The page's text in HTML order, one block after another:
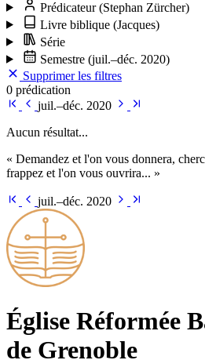
Prédicateur(Stephan Zürcher)
Livre biblique (Jacques)
Série
Semestre (juil.–déc. 2020)
Supprimer les filtres
0 prédication
juil.–déc. 2020
Aucun résultat...
« Demandez et l'on vous donnera,
frappez et l'on vous ouvrira... »
juil.–déc. 2020
Église Ré­for­mée
de Grenoble